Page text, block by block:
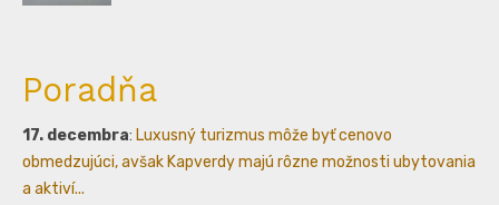
Poradňa
17. decembra: Luxusný turizmus môže byť cenovo
obmedzujúci, avšak Kapverdy majú rôzne možnosti ubytovania
a aktiví...